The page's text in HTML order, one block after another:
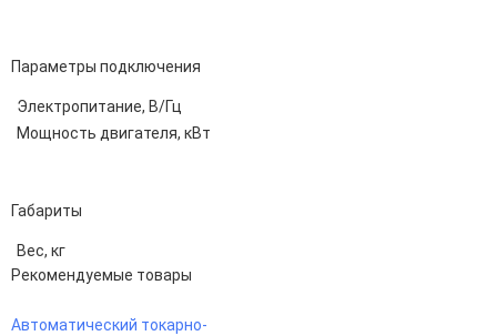
Параметры подключения
Электропитание, В/Гц
Мощность двигателя, кВт
Габариты
Вес, кг
Рекомендуемые товары
Автоматический токарно-